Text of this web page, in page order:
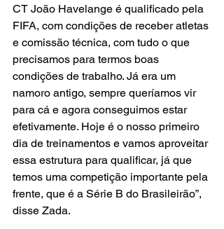
CT João Havelange é qualificado pela
FIFA, com condições de receber atletas
e comissão técnica, com tudo o que
precisamos para termos boas
condições de trabalho. Já era um
namoro antigo, sempre queríamos vir
para cá e agora conseguimos estar
efetivamente. Hoje é o nosso primeiro
dia de treinamentos e vamos aproveitar
essa estrutura para qualificar, já que
temos uma competição importante pela
frente, que é a Série B do Brasileirão”,
disse Zada.